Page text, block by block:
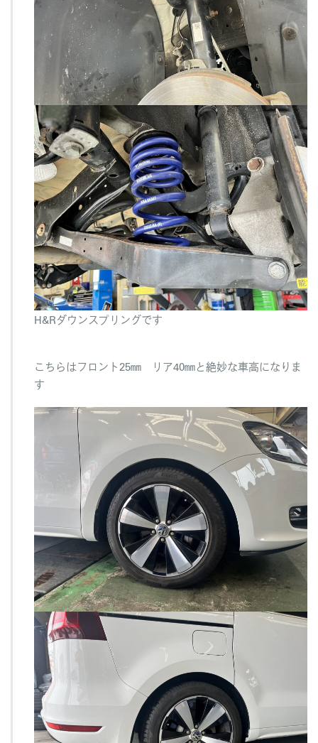
H&Rダウンスプリングです
こちらはフロント25㎜ リア40㎜と絶妙な車高になりま
す